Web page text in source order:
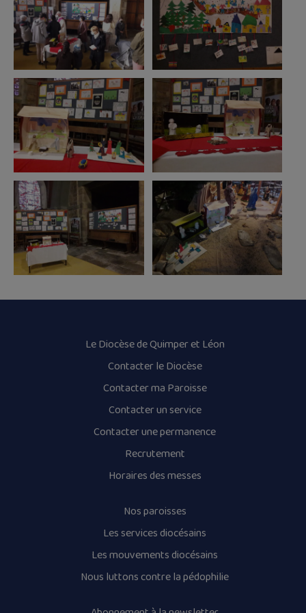
Le Diocèse de Quimper et Léon
Contacter le Diocèse
Contacter ma Paroisse
Contacter un service
Contacter une permanence
Recrutement
Horaires des messes
Nos paroisses
Les services diocésains
Les mouvements diocésains
Nous luttons contre la pédophilie